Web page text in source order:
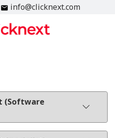
info@clicknext.com
(Software